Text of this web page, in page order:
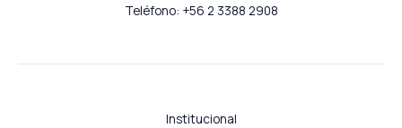
Teléfono: +56 2 3388 2908
Institucional